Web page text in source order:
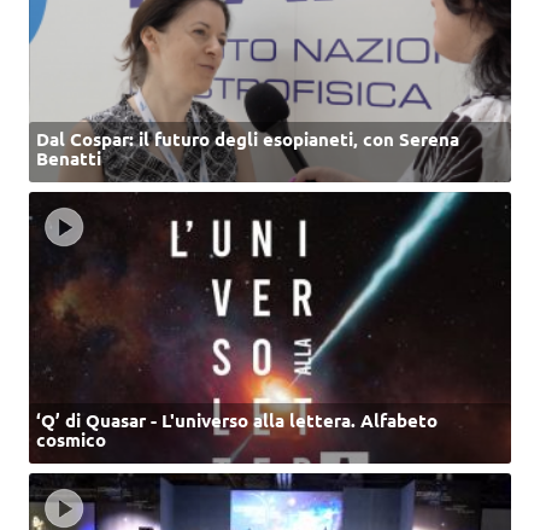
Dal Cospar: il futuro degli esopianeti, con Serena
Benatti
‘Q’ di Quasar - L'universo alla lettera. Alfabeto
cosmico